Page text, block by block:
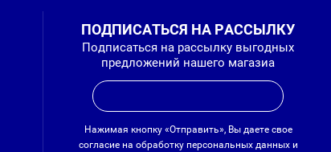
ПОДПИСАТЬСЯ НА РАССЫЛКУ
Подписаться на рассылку выгодных
предложений нашего магазиа
Нажимая кнопку «Отправить», Вы даете свое
согласие на обработку персональных данных и